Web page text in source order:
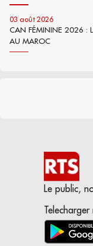
03 août 2026
CAN FÉMININE 2026 :
AU MAROC
Le public,